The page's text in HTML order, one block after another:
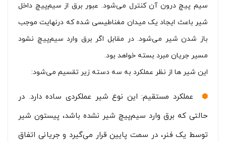
سیم پیچ درون آن کنترل می‌شود. عبور برق از سیم‌پیچ داخل
شیر باعث ایجاد یک میدان مغناطیسی شده که درنهایت موجب
باز شدن شیر می‌شود. در مقابل اگر برق وارد سیم‌پیچ نشود
مسیر جریان مبرد بسته خواهد بود.
این شیر ها از نظر عملکرد به سه دسته زیر تقسیم می‌شود:
عملکرد مستقیم: این نوع شیر عملکردی ساده دارد. در
حالتی که برق وارد سیم‌پیچ شیر نشده باشد، پیستون شیر
توسط یک فنر، در سمت پایین قرار می‌گیرد و جریانی اتفاق